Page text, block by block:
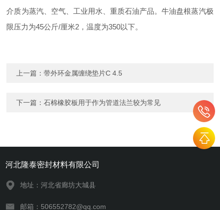
介质为蒸汽、空气、工业用水、重质石油产品。牛油盘根蒸汽极
限压力为45公斤/厘米2，温度为350以下。
上一篇：带外环金属缠绕垫片C 4.5
下一篇：石棉橡胶板用于作为管道法兰较为常见
河北隆泰密封材料有限公司
地址：河北省廊坊大城县
邮箱：506552782@qq.com